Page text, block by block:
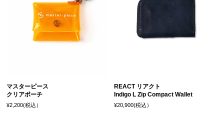
マスターピース
クリアポーチ
¥2,200(税込）
REACT リアクト
Indigo L Zip Compact Wallet
¥20,900(税込）